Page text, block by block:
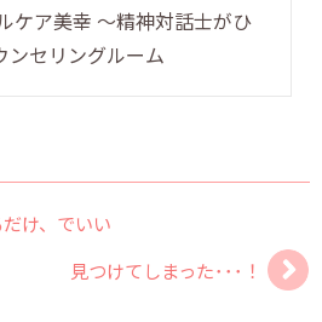
ケア美幸 〜精神対話士がひ
ンセリングルーム
け、でいい
見つけてしまった･･･！